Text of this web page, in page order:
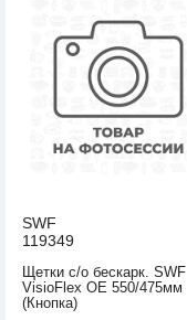
SWF
119349
Щетки с/о бескарк. SWF
VisioFlex OE 550/475мм
(Кнопка)